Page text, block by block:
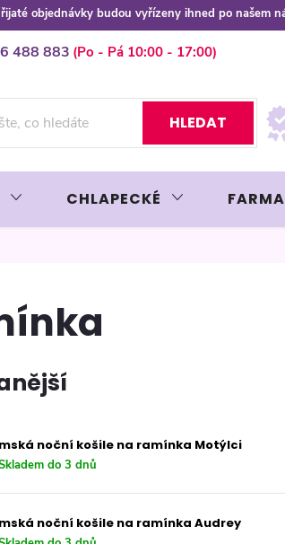
objednávky budou vyřízeny ihned po našem
488 883
Podmínky ochrany osobních údajů
HLEDAT
CHLAPECKÉ
noční košile na ramínka Motýlci
do 3 dnů
noční košile na ramínka Audrey